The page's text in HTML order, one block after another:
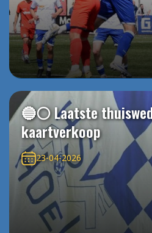
🔵⚪️ Laatste
kaartverkoop
23-04-2026